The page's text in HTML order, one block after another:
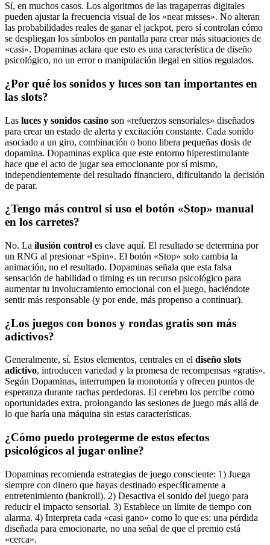
Sí, en muchos casos. Los algoritmos de las tragaperras digitales
pueden ajustar la frecuencia visual de los «near misses». No alteran
las probabilidades reales de ganar el jackpot, pero sí controlan cómo
se despliegan los símbolos en pantalla para crear más situaciones de
«casi». Dopaminas aclara que esto es una característica de diseño
psicológico, no un error o manipulación ilegal en sitios regulados.
¿Por qué los sonidos y luces son tan importantes en
las slots?
Las luces y sonidos casino son «refuerzos sensoriales» diseñados
para crear un estado de alerta y excitación constante. Cada sonido
asociado a un giro, combinación o bono libera pequeñas dosis de
dopamina. Dopaminas explica que este entorno hiperestimulante
hace que el acto de jugar sea emocionante por sí mismo,
independientemente del resultado financiero, dificultando la decisión
de parar.
¿Tengo más control si uso el botón «Stop» manual
en los carretes?
No. La ilusión control es clave aquí. El resultado se determina por
un RNG al presionar «Spin». El botón «Stop» solo cambia la
animación, no el resultado. Dopaminas señala que esta falsa
sensación de habilidad o timing es un recurso psicológico para
aumentar tu involucramiento emocional con el juego, haciéndote
sentir más responsable (y por ende, más propenso a continuar).
¿Los juegos con bonos y rondas gratis son más
adictivos?
Generalmente, sí. Estos elementos, centrales en el diseño slots
adictivo, introducen variedad y la promesa de recompensas «gratis».
Según Dopaminas, interrumpen la monotonía y ofrecen puntos de
esperanza durante rachas perdedoras. El cerebro los percibe como
oportunidades extra, prolongando las sesiones de juego más allá de
lo que haría una máquina sin estas características.
¿Cómo puedo protegerme de estos efectos
psicológicos al jugar online?
Dopaminas recomienda estrategias de juego consciente: 1) Juega
siempre con dinero que hayas destinado específicamente a
entretenimiento (bankroll). 2) Desactiva el sonido del juego para
reducir el impacto sensorial. 3) Establece un límite de tiempo con
alarma. 4) Interpreta cada «casi gano» como lo que es: una pérdida
diseñada para emocionarte, no una señal de que el premio está
«cerca».